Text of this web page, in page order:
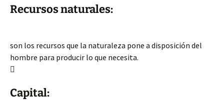
Recursos naturales:
son los recursos que la naturaleza pone a disposición del
hombre para producir lo que necesita.

Capital: